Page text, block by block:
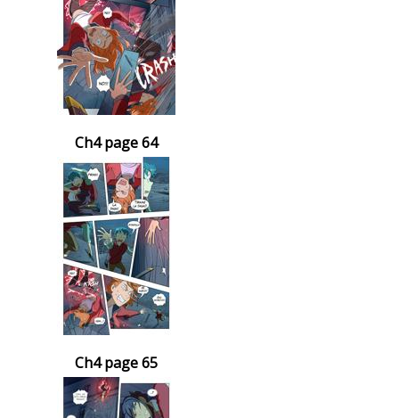
Ch4 page 64
Ch4 page 65